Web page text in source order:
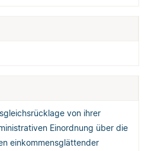
von ihrer
Einordnung über die
einkommensglättender